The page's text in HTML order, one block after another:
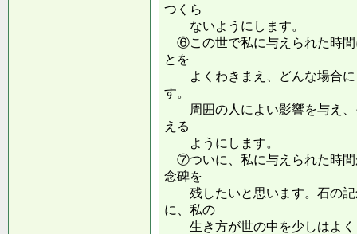
つくら
ないようにします。
⑥この世で私に与えられた時間
とを
よくわきまえ、どんな場合に
す。
周囲の人によい影響を与え、
える
ようにします。
⑦ついに、私に与えられた時間
念碑を
残したいと思います。石の記
に、私の
生き方が世の中を少しはよく